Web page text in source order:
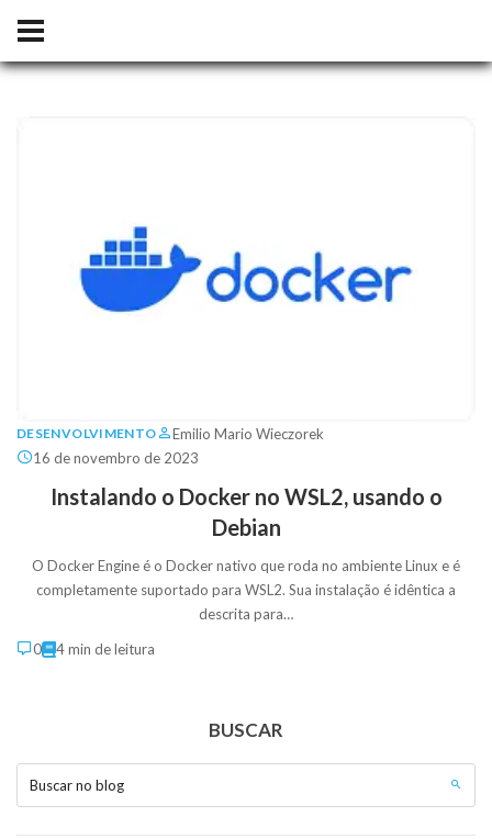
DESENVOLVIMENTO
Emilio Mario Wieczorek
16 de novembro de 2023
Instalando o Docker no WSL2, usando o
Debian
O Docker Engine é o Docker nativo que roda no ambiente Linux e é
completamente suportado para WSL2. Sua instalação é idêntica a
descrita para…
0
4 min de leitura
BUSCAR
Buscar no blog